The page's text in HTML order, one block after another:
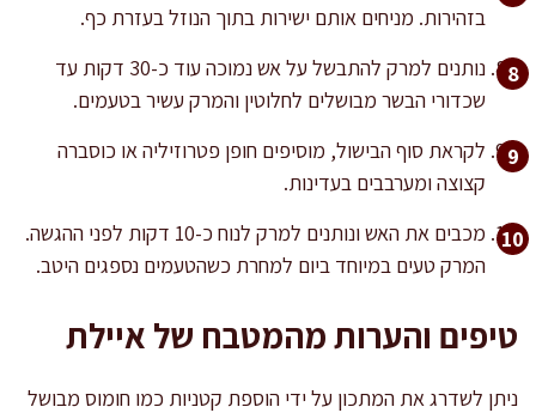
בזהירות. מניחים אותם ישירות בתוך הנוזל בעזרת כף.
נותנים למרק להתבשל על אש נמוכה עוד כ-30 דקות עד
שכדורי הבשר מבושלים לחלוטין והמרק עשיר בטעמים.
לקראת סוף הבישול, מוסיפים חופן פטרוזיליה או כוסברה
קצוצה ומערבבים בעדינות.
מכבים את האש ונותנים למרק לנוח כ-10 דקות לפני ההגשה.
המרק טעים במיוחד ביום למחרת כשהטעמים נספגים היטב.
טיפים והערות מהמטבח של איילת
ניתן לשדרג את המתכון על ידי הוספת קטניות כמו חומוס מבושל